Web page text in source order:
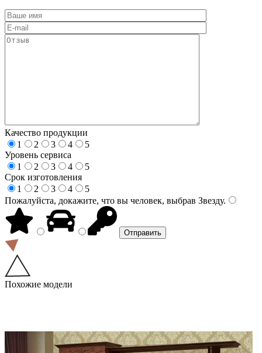
Качество продукции
1
2 3 4
5
Уровень сервиса
1
2 3 4
5
Срок изготовления
1
2 3 4
5
Пожалуйста, докажите, что вы человек, выбрав Звезду.
Похожие модели